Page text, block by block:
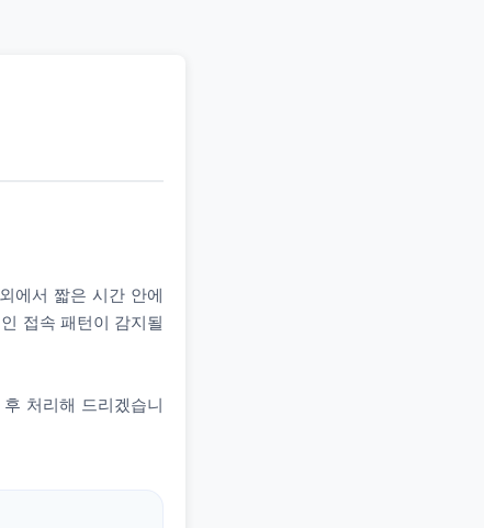
에서 짧은 시간 안에
접속 패턴이 감지될
처리해 드리겠습니